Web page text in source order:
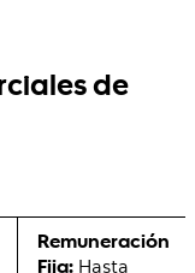
de
Remuneración
Fija: Hasta